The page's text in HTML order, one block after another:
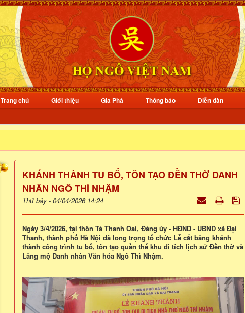
Trang chủ Giới thiệu Gia Phả Thông báo Diễn đàn
KHÁNH THÀNH TU BỔ, TÔN TẠO ĐỀN THỜ DANH
NHÂN NGÔ THÌ NHẬM
Thứ bảy - 04/04/2026 14:24
Ngày 3/4/2026, tại thôn Tả Thanh Oai, Đảng ủy - HĐND - UBND xã Đại
Thanh, thành phố Hà Nội đã long trọng tổ chức Lễ cắt băng khánh
thành công trình tu bổ, tôn tạo quần thể khu di tích lịch sử Đền thờ và
Lăng mộ Danh nhân Văn hóa Ngô Thì Nhậm.